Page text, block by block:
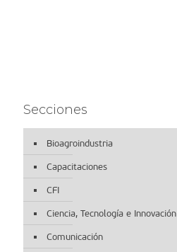
Secciones
Bioagroindustria
Capacitaciones
CFI
Ciencia, Tecnología e Innovación
Comunicación